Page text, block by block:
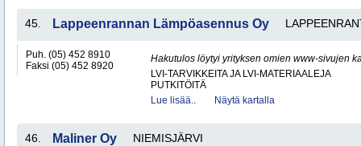
45. Lappeenrannan Lämpöasennus Oy
Puh. (05) 452 8910
Faksi (05) 452 8920
Hakutulos löytyi yrityksen omien www-sivujen
LVI-TARVIKKEITA JA LVI-MATERIAALEJA
PUTKITÖITÄ
Lue lisää..
Näytä kartalla
46. Maliner Oy NIEMISJÄRVI